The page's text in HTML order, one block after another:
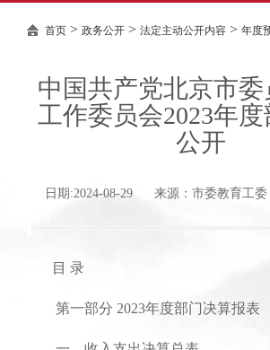
首页 > 政务公开 > 法定主动公开内容 > 年度
中国共产党北京市
工作委员会2023年
公开
日期:2024-08-29 来源：市委教育工委
目 录
第一部分 2023年度部门决算报表